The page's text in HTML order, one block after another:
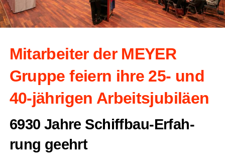
Mit­ar­bei­ter der MEYER
Grup­pe fei­ern ihre 25- und
40-jäh­ri­gen Arbeitsjubiläen
6930 Jah­re Schiff­bau-Erfah­
rung geehrt